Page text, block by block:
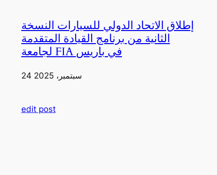
إطلاق الاتحاد الدولي للسيارات النسخة
الثانية من برنامج القيادة المتقدمة
لجامعة FIA في باريس
24 سبتمبر، 2025
edit post